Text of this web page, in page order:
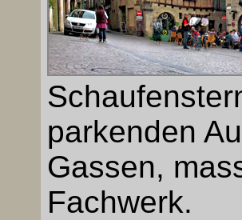
parkenden
Gassen,
Fachwerk.